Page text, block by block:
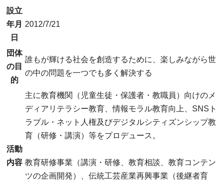
設立
年月
日
2012/7/21
団体
の目
的
誰もが輝ける社会を創造するために、楽しみながら世
の中の問題を一つでも多く解決する
活動
内容
主に教育機関（児童生徒・保護者・教職員）向けのメ
ディアリテラシー教育、情報モラル教育向上、SNSト
ラブル・ネット人権及びデジタルシティズンシップ教
育（研修・講演）等をプロデュース。
教育研修事業（講演・研修、教育相談、教育コンテン
ツの企画開発）、伝統工芸産業再興事業（後継者育